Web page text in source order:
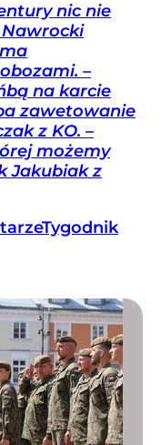
nic nie
Nawrocki
–
na karcie
zawetowanie
z KO. –
możemy
Jakubiak z
Tygodnik